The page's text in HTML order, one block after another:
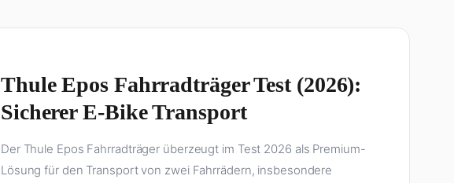
Thule Epos Fahrradträger Test (2026):
Sicherer E-Bike Transport
Der Thule Epos Fahrradträger überzeugt im Test 2026 als Premium-
Lösung für den Transport von zwei Fahrrädern, insbesondere